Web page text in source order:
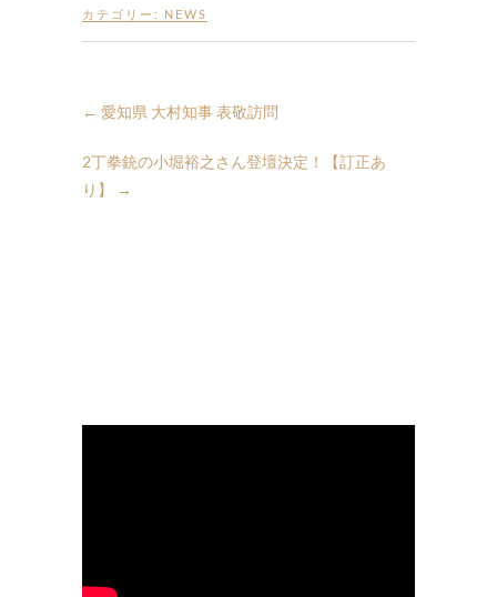
カテゴリー: NEWS
← 愛知県 大村知事 表敬訪問
2丁拳銃の小堀裕之さん登壇決定！【訂正あ
り】
→